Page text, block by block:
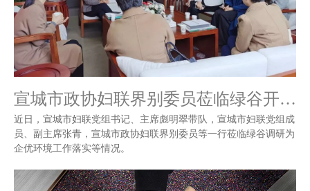
宣城市政协妇联界别委员莅临绿谷开展调研 宁国市妇联有关领导陪同
近日，宣城市妇联党组书记、主席彪明翠带队，宣城市妇联党组成
员、副主席张青，宣城市政协妇联界别委员等一行莅临绿谷调研为
企优环境工作落实等情况。